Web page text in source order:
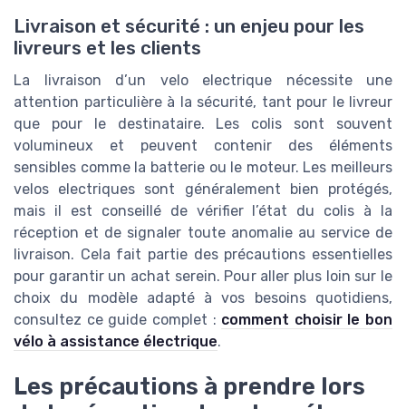
Livraison et sécurité : un enjeu pour les
livreurs et les clients
La livraison d’un velo electrique nécessite une
attention particulière à la sécurité, tant pour le livreur
que pour le destinataire. Les colis sont souvent
volumineux et peuvent contenir des éléments
sensibles comme la batterie ou le moteur. Les meilleurs
velos electriques sont généralement bien protégés,
mais il est conseillé de vérifier l’état du colis à la
réception et de signaler toute anomalie au service de
livraison. Cela fait partie des précautions essentielles
pour garantir un achat serein. Pour aller plus loin sur le
choix du modèle adapté à vos besoins quotidiens,
consultez ce guide complet : comment choisir le bon
vélo à assistance électrique.
Les précautions à prendre lors